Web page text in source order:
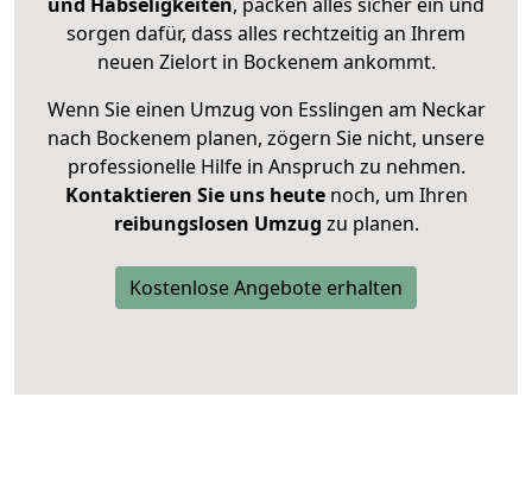
sorgen dafür, dass alles rechtzeitig an Ihrem
neuen Zielort in Bockenem ankommt.
Wenn Sie einen Umzug von Esslingen am Neckar
nach Bockenem planen, zögern Sie nicht, unsere
professionelle Hilfe in Anspruch zu nehmen.
Kontaktieren Sie uns heutenoch, um Ihren
reibungslosen Umzug zu planen.
Kostenlose Angebote erhalten